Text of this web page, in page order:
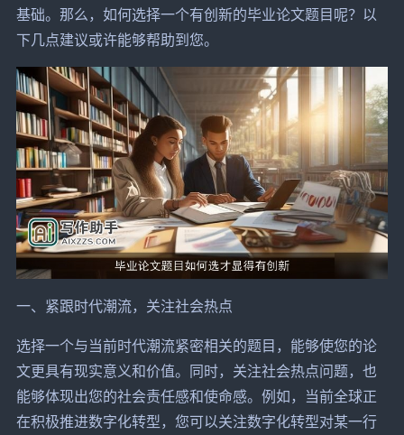
基础。那么，如何选择一个有创新的毕业论文题目呢？以
下几点建议或许能够帮助到您。
一、紧跟时代潮流， 关注社会热点
选择一个与当前时代潮流紧密相关的题目，能够使您的论
文更具有现实意义和价值。同时，关注社会热点问题，也
能够体现出您的社会责任感和使命感。例如，当前全球正
在积极推进数字化转型，您可以关注数字化转型对某一行